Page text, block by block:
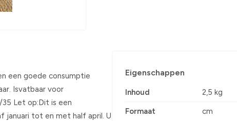
een goede consumptie
Isvatbaar voor
Let op:Dit is een
januari tot en met half april. U
Eigenschappen
Inhoud 2,5 kg
Formaat cm